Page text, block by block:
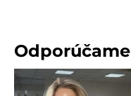
Odporúčame